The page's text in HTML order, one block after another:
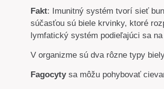
Fakt: Imunitný systém tvorí sieť
súčasťou sú biele krvinky, ktoré
lymfatický systém podieľajúci sa
V organizme sú dva rôzne typy
Fagocyty sa môžu pohybovať